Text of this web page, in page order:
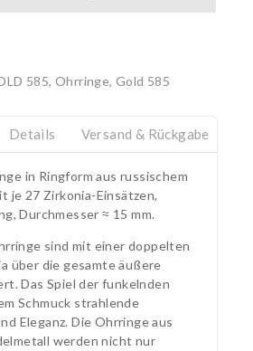
585, Ohrringe, Gold 585
Details Versand & Rückgabe
in Ringform aus russischem
je 27 Zirkonia-Einsätzen,
Durchmesser ≈ 15 mm.
sind mit einer doppelten
über die gesamte äußere
Das Spiel der funkelnden
Schmuck strahlende
Eleganz. Die Ohrringe aus
werden nicht nur